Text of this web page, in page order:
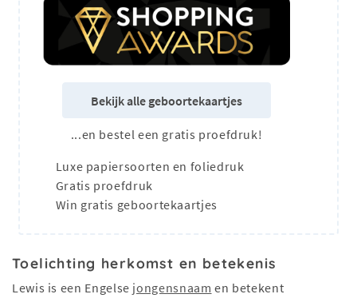
Bekijk alle geboortekaartjes
...en bestel een gratis proefdruk!
Luxe papiersoorten en foliedruk
Gratis proefdruk
Win gratis geboortekaartjes
Toelichting herkomst en betekenis
Lewis is een Engelse jongensnaam en betekent